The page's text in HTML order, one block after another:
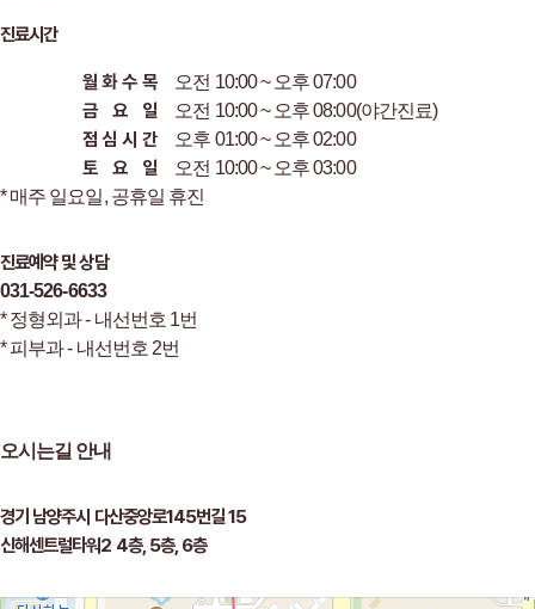
진료시간
월 화 수 목 오전 10:00 ~ 오후 07:00
금 요 일 오전 10:00 ~ 오후 08:00(야간진료)
점 심 시 간 오후 01:00 ~ 오후 02:00
토 요 일
오전 10:00 ~ 오후 03:00
* 매주 일요일, 공휴일 휴진
진료예약 및 상담
031-526-6633
* 정형외과 - 내선번호 1번
* 피부과 - 내선번호 2번
오시는길 안내
경기 남양주시 다산중앙로145번길 15
신해센트럴타워2 4층, 5층, 6층